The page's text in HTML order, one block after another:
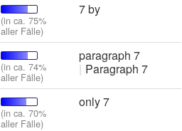
(in ca. 75%
aller Fälle)
7 by
(in ca. 74%
aller Fälle)
paragraph 7
Paragraph 7
(in ca. 70%
aller Fälle)
only 7